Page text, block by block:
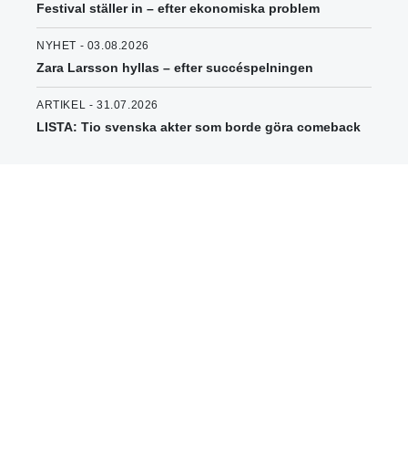
Festival ställer in – efter ekonomiska problem
NYHET - 03.08.2026
Zara Larsson hyllas – efter succéspelningen
ARTIKEL - 31.07.2026
LISTA: Tio svenska akter som borde göra comeback